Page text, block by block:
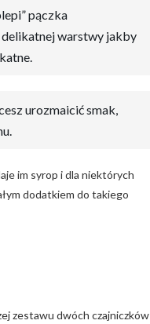
pączka
delikatnej warstwy jakby
urozmaicić smak,
im syrop i dla niektórych
dodatkiem do takiego
zestawu dwóch czajniczków